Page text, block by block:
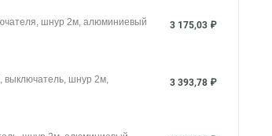
шнур 2м, алюминиевый
3 175,03 ₽
выключатель, шнур 2м,
3 393,78 ₽